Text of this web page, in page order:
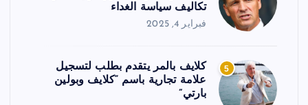
تكاليف سياسة الغداء
فبراير 4, 2025
5
كلايف بالمر يتقدم بطلب لتسجيل
علامة تجارية باسم “كلايف وبولين
بارتي”